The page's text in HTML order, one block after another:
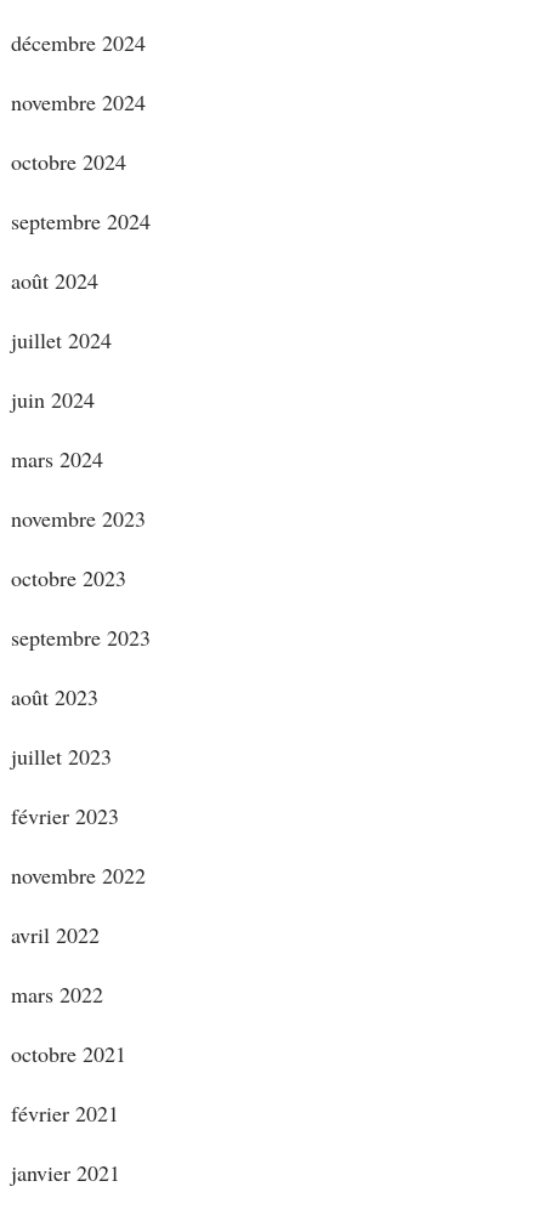
décembre 2024
novembre 2024
octobre 2024
septembre 2024
août 2024
juillet 2024
juin 2024
mars 2024
novembre 2023
octobre 2023
septembre 2023
août 2023
juillet 2023
février 2023
novembre 2022
avril 2022
mars 2022
octobre 2021
février 2021
janvier 2021